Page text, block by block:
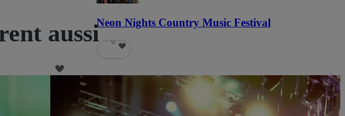
Neon Nights Country Music Festival
6
aussi